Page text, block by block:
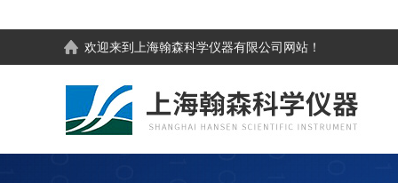
欢迎来到 上海翰森科学仪器有限公司 网站！